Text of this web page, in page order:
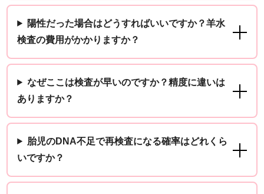
陽性だった場合はどうすればいいですか？羊水
検査の費用がかかりますか？
なぜここは検査が早いのですか？精度に違いは
ありますか？
胎児のDNA不足で再検査になる確率はどれくら
いですか？